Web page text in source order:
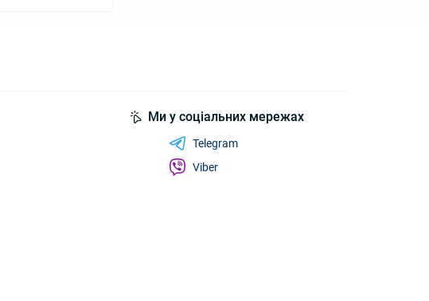
Ми у соціальних мережах
Telegram
Viber